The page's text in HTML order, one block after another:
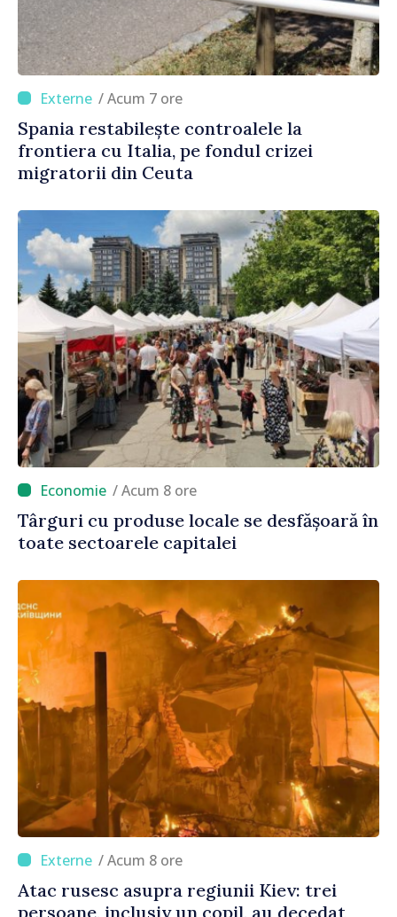
/ Acum 7 ore
Spania restabilește controalele la
frontiera cu Italia, pe fondul crizei
migratorii din Ceuta
/ Acum 8 ore
Târguri cu produse locale se desfășoară în
toate sectoarele capitalei
/ Acum 8 ore
Atac rusesc asupra regiunii Kiev: trei
persoane, inclusiv un copil, au decedat